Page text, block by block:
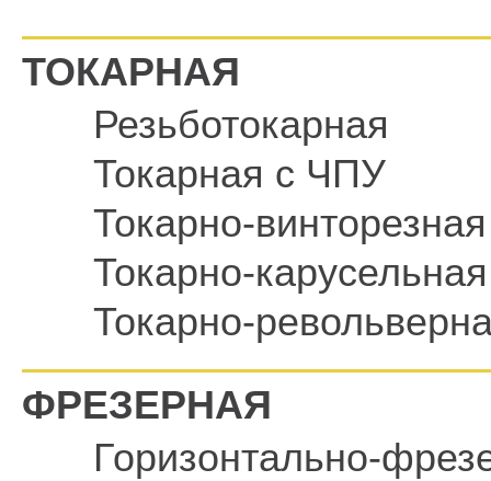
ТОКАРНАЯ
Резьботокарная
Токарная с ЧПУ
Токарно-винторезная
Токарно-карусельная
Токарно-
ФРЕЗЕРНАЯ
Горизонтально-